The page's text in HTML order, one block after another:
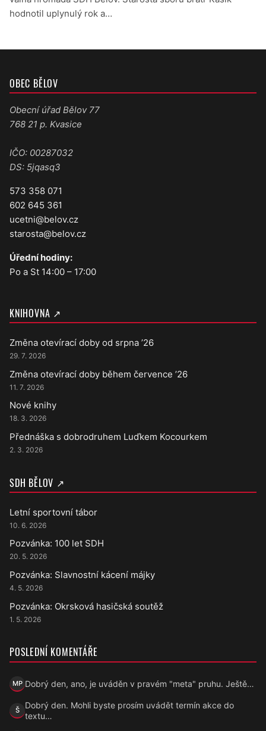
hodnotil uplynulý rok a…
OBEC BĚLOV
Obecní úřad Bělov 77
768 21 p. Kvasice
IČO: 00287032
DS: 5jqasq3
573 358 071
602 645 361
ucetni@belov.cz
starosta@belov.cz
Úřední hodiny:
Po a St 14:00 – 17:00
KNIHOVNA ↗
Změna otevírací doby od srpna ’26
29. 7. 2026
Změna otevírací doby během července ’26
11. 7. 2026
Nové knihy
18. 3. 2026
Přednáška s dobrodruhem Luďkem Kocourkem
2. 3. 2026
SDH BĚLOV ↗
Letní sportovní tábor
10. 6. 2026
Pozvánka: 100 let SDH
20. 5. 2026
Pozvánka: Slavnostní kácení májky
4. 5. 2026
Pozvánka: Okrsková hasičská soutěž
1. 5. 2026
POSLEDNÍ KOMENTÁŘE
MP
Marek Přecechtěl
Dobrý den, ano, je uváděn v pravém "meta" pruhu. Ještě…
ŠŠárka
Dobrý den. Mohli byste prosím uvádět termín akce do
textu…